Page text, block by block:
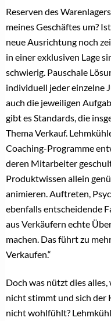
Reserven des
meines Geschäftes um?
neue Ausrichtung noch
in einer exklusiven Lage
schwierig. Pauschale
individuell jeder einzelne
auch die jeweiligen
gibt es Standards, die
Thema Verkauf.
Coaching-Programme
deren Mitarbeiter
Produktwissen allein
animieren. Auftreten,
ebenfalls entscheidende
aus Verkäufern echte
machen. Das führt zu
Verkaufen.“
Doch was nützt dies
nicht stimmt und sich der
nicht wohlfühlt?